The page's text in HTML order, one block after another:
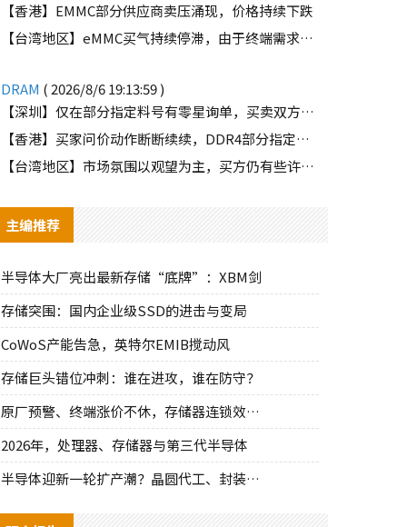
【香港】EMMC部分供应商卖压涌现，价格持续下跌
【台湾地区】eMMC买气持续停滞，由于终端需求未能好转
DRAM ( 2026/8/6 19:13:59 )
【深圳】仅在部分指定料号有零星询单，买卖双方价格仍有差距
【香港】买家问价动作断断续续，DDR4部分指定颗粒仍有些许询单
【台湾地区】市场氛围以观望为主，买方仍有些许零星询单释出
主编推荐
半导体大厂亮出最新存储“底牌”：XBM剑
存储突围：国内企业级SSD的进击与变局
CoWoS产能告急，英特尔EMIB搅动风
存储巨头错位冲刺：谁在进攻，谁在防守？
原厂预警、终端涨价不休，存储器连锁效应持
2026年，处理器、存储器与第三代半导体
半导体迎新一轮扩产潮？晶圆代工、封装、光